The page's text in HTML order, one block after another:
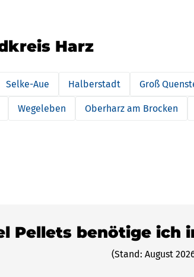
Harz
Selke-Aue Halberstadt Groß
Wegeleben Oberharz am Brocken
Pellets benötige ich
(Stand: August